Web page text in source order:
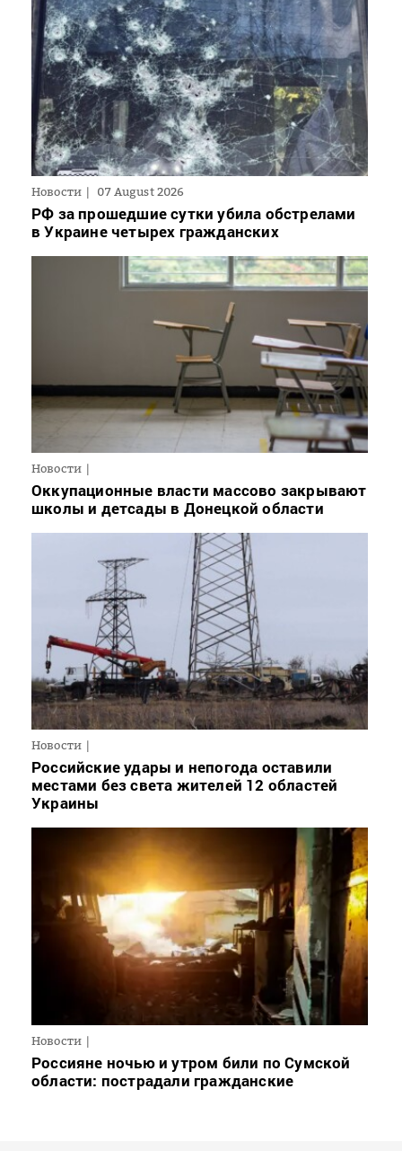
Новости 07 August 2026
РФ за прошедшие сутки убила обстрелами
в Украине четырех гражданских
Новости
Оккупационные власти массово закрывают
школы и детсады в Донецкой области
Новости
Российские удары и непогода оставили
местами без света жителей 12 областей
Украины
Новости
Россияне ночью и утром били по Сумской
области: пострадали гражданские